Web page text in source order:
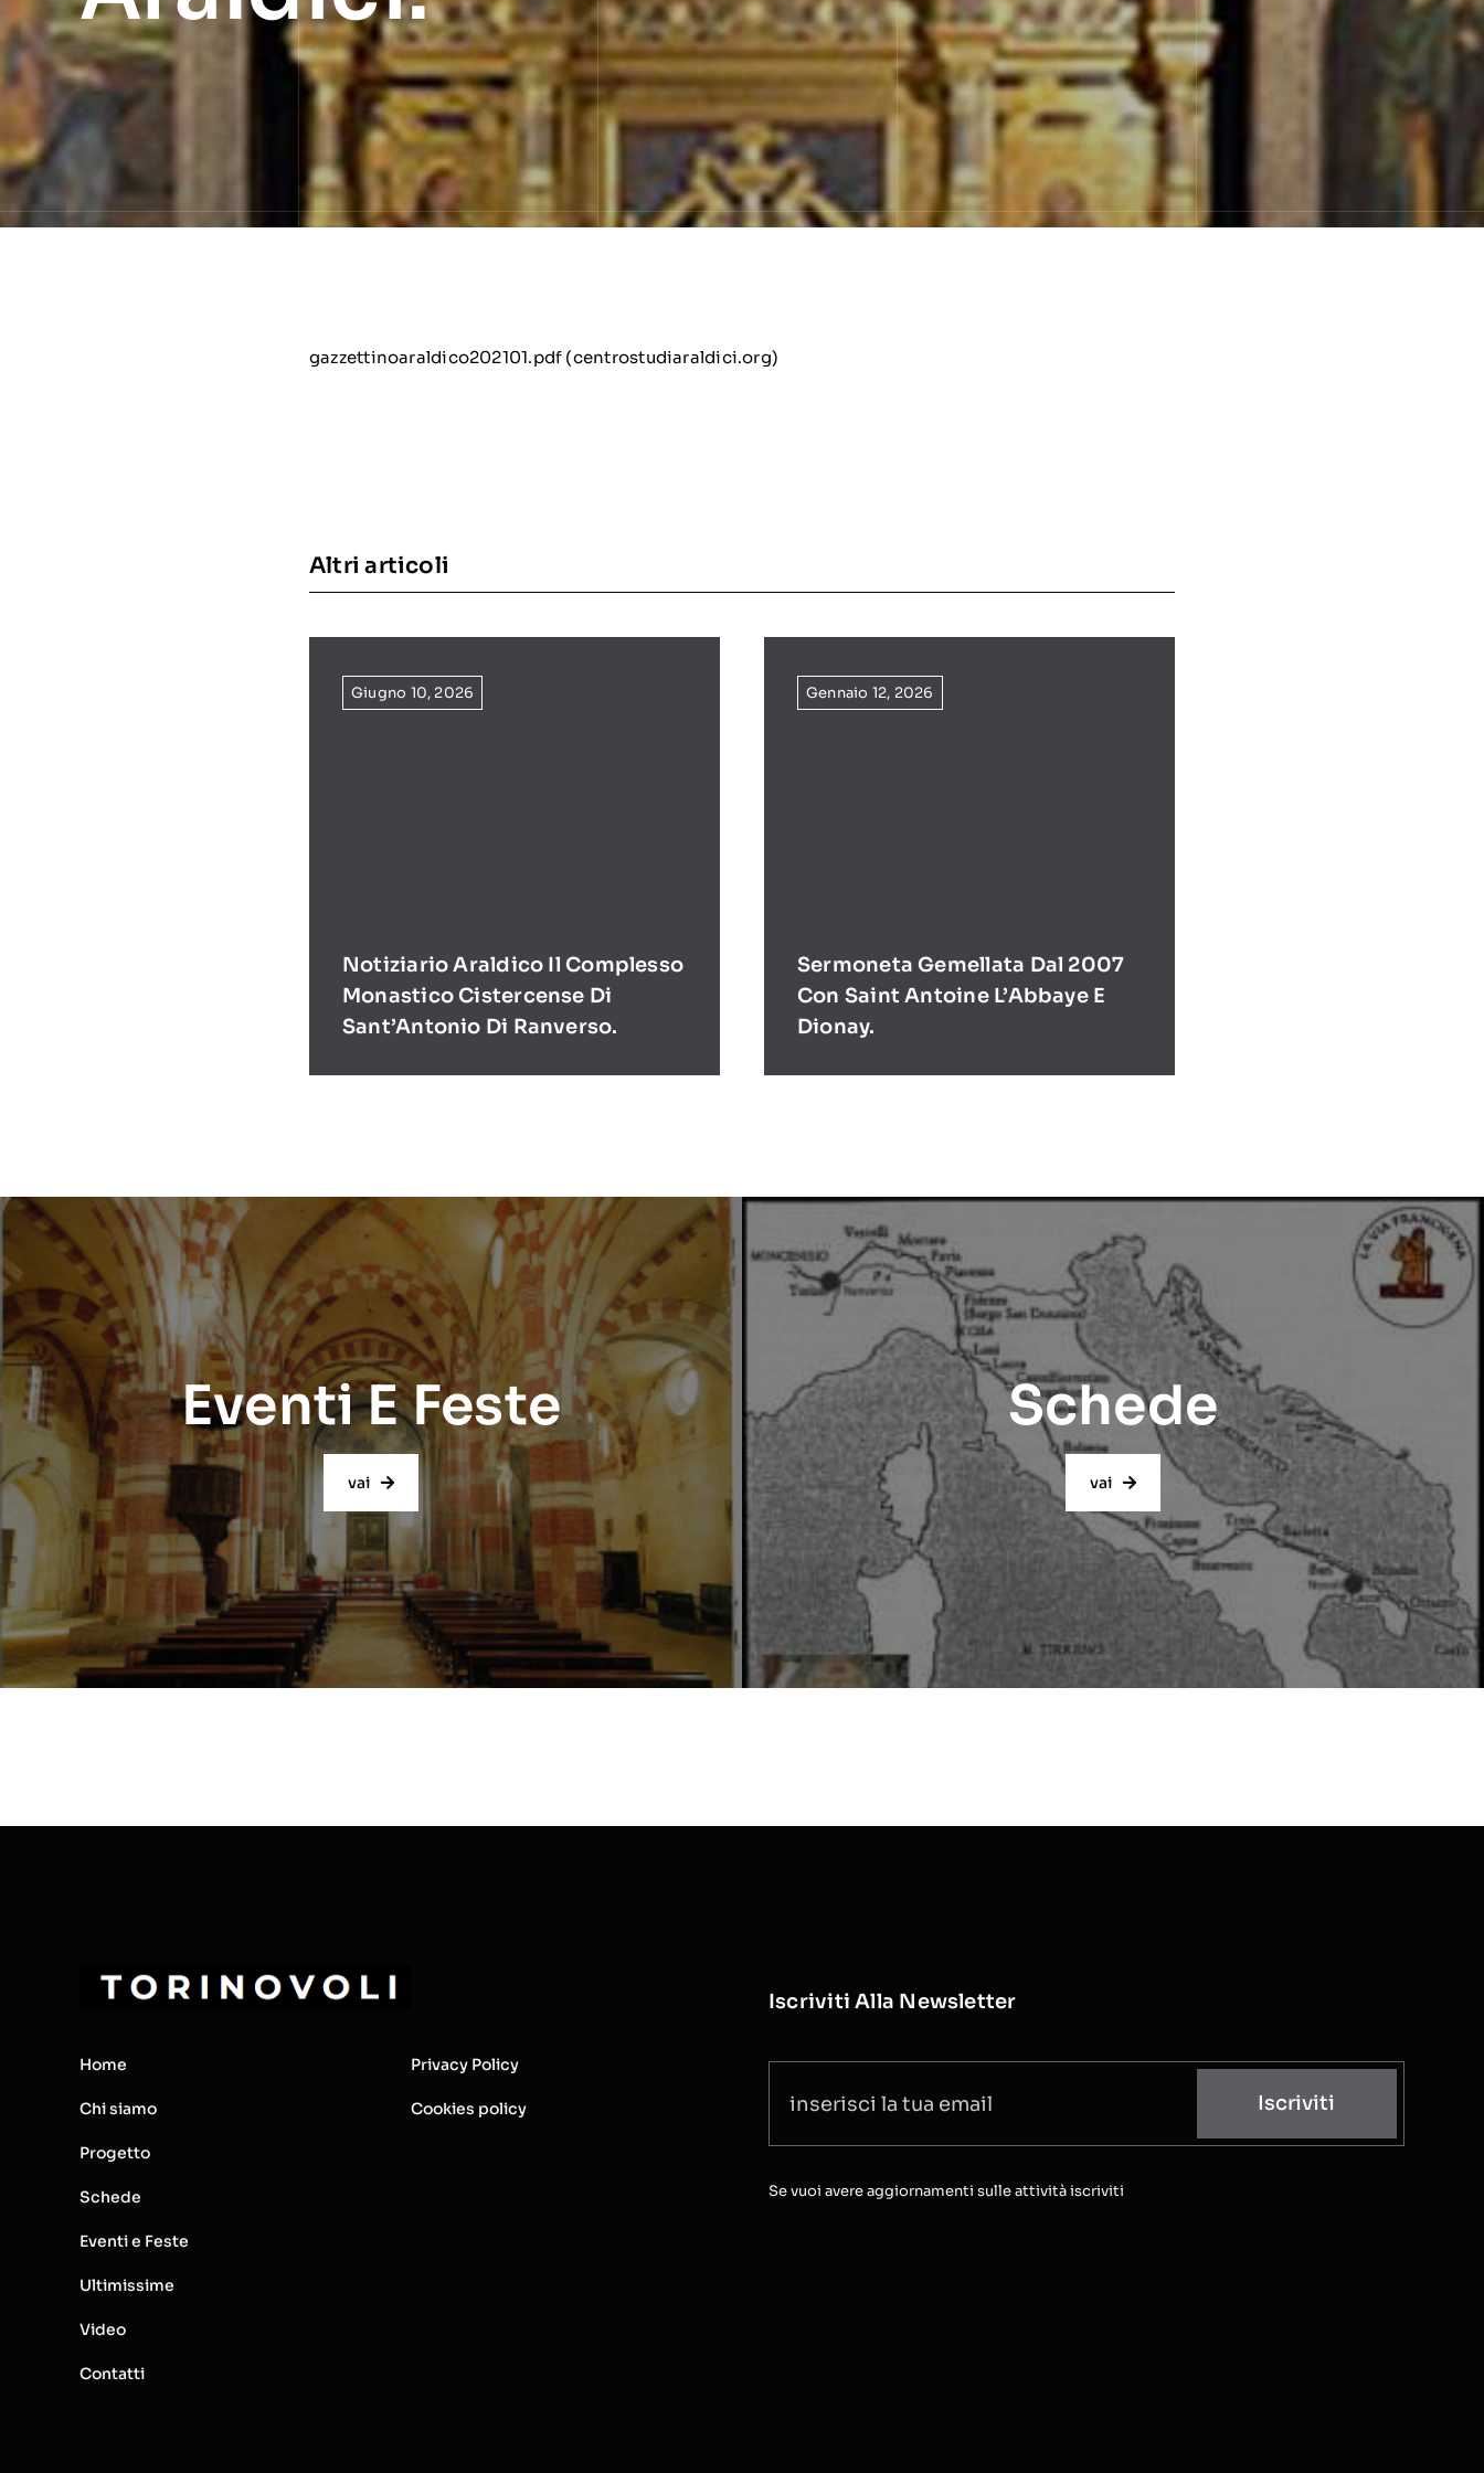
gazzettinoaraldico202101.pdf (centrostudiaraldici.org)
Altri articoli
Giugno 10, 2026
Notiziario Araldico Il Complesso
Monastico Cistercense Di
Sant’Antonio Di Ranverso.
Gennaio 12, 2026
Sermoneta Gemellata Dal 2007
Con Saint Antoine L’Abbaye E
Dionay.
Eventi E Feste
vai
Schede
vai
Home
Chi siamo
Progetto
Schede
Eventi e Feste
Ultimissime
Video
Contatti
Privacy Policy
Cookies policy
Iscriviti Alla Newsletter
Iscriviti
Se vuoi avere aggiornamenti sulle attività iscriviti